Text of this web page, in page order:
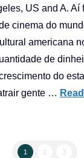
US and A. Aí
cinema do
americana
de
do
gente …
1 2 3